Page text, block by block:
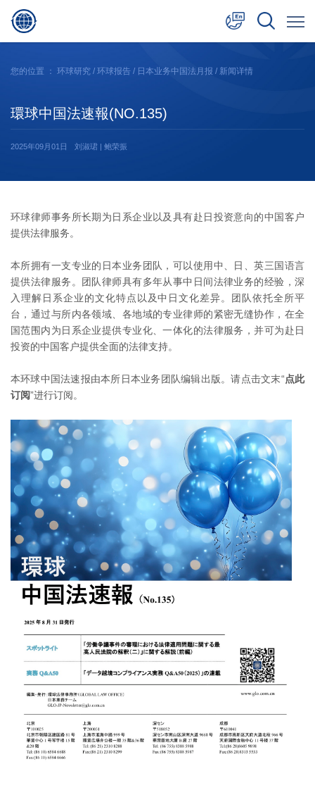
日本語
您的位置 ： 环球研究 / 环球报告 / 日本业务中国法月报 / 新闻详情
環球中国法速報(NO.135)
2025年09月01日 刘淑珺 | 鲍荣振
环球律师事务所长期为日系企业以及具有赴日投资意向的中国客户
提供法律服务。
本所拥有一支专业的日本业务团队，可以使用中、日、英三国语言
提供法律服务。团队律师具有多年从事中日间法律业务的经验，深
入理解日系企业的文化特点以及中日文化差异。团队依托全所平
台，通过与所内各领域、各地域的专业律师的紧密无缝协作，在全
国范围内为日系企业提供专业化、一体化的法律服务，并可为赴日
投资的中国客户提供全面的法律支持。
本环球中国法速报由本所日本业务团队编辑出版。请点击文末“点此
订阅”进行订阅。